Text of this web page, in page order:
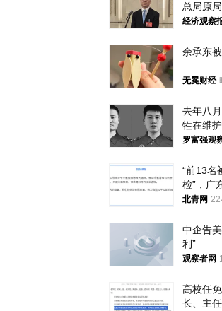
总局原
国人大
经济观察
余承东
无冕财经
去年八
牲在维
中
罗富强观
“前13名
检”，广
北青网 22
中企告
利”
观察者网
高校任
长、主